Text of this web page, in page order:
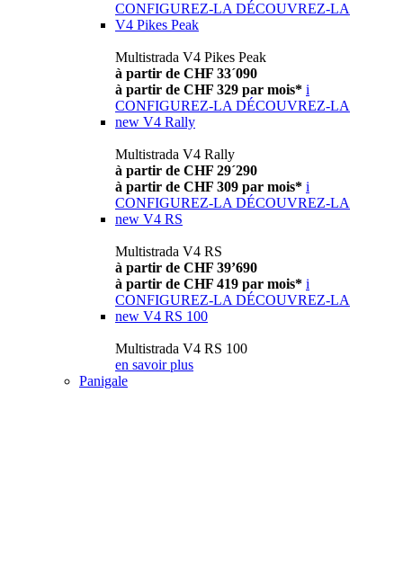
CONFIGUREZ-LA DÉCOUVREZ-LA
V4 Pikes Peak
Multistrada V4 Pikes Peak
à partir de CHF 33´090
à partir de CHF 329 par mois* i
CONFIGUREZ-LA DÉCOUVREZ-LA
new V4 Rally
Multistrada V4 Rally
à partir de CHF 29´290
à partir de CHF 309 par mois* i
CONFIGUREZ-LA DÉCOUVREZ-LA
new V4 RS
Multistrada V4 RS
à partir de CHF 39’690
à partir de CHF 419 par mois* i
CONFIGUREZ-LA DÉCOUVREZ-LA
new V4 RS 100
Multistrada V4 RS 100
en savoir plus
Panigale